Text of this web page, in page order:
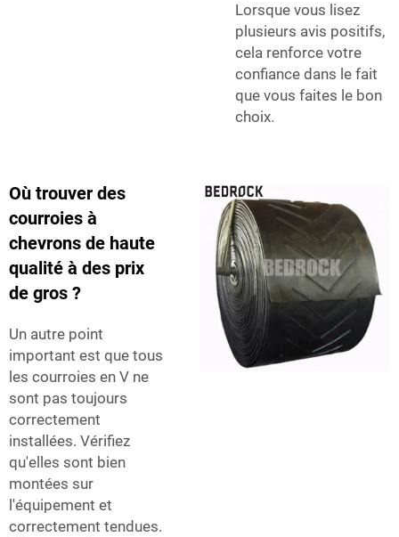
Lorsque vous lisez
plusieurs avis positifs,
cela renforce votre
confiance dans le fait
que vous faites le bon
choix.
Où trouver des
courroies à
chevrons de haute
qualité à des prix
de gros ?
Un autre point
important est que tous
les courroies en V ne
sont pas toujours
correctement
installées. Vérifiez
qu'elles sont bien
montées sur
l'équipement et
correctement tendues.